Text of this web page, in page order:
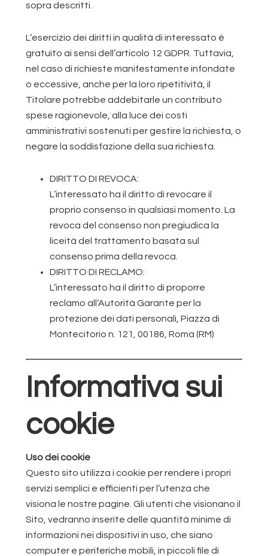
sopra descritti.
L’esercizio dei diritti in qualità di interessato è
gratuito ai sensi dell’articolo 12 GDPR. Tuttavia,
nel caso di richieste manifestamente infondate
o eccessive, anche per la loro ripetitività, il
Titolare potrebbe addebitarle un contributo
spese ragionevole, alla luce dei costi
amministrativi sostenuti per gestire la richiesta, o
negare la soddisfazione della sua richiesta.
DIRITTO DI REVOCA:
L’interessato ha il diritto di revocare il
proprio consenso in qualsiasi momento. La
revoca del consenso non pregiudica la
liceità del trattamento basata sul
consenso prima della revoca.
DIRITTO DI RECLAMO:
L’interessato ha il diritto di proporre
reclamo all’Autorità Garante per la
protezione dei dati personali, Piazza di
Montecitorio n. 121, 00186, Roma (RM)
Informativa sui
cookie
Uso dei cookie
Questo sito utilizza i cookie per rendere i propri
servizi semplici e efficienti per l’utenza che
visiona le nostre pagine. Gli utenti che visionano il
Sito, vedranno inserite delle quantità minime di
informazioni nei dispositivi in uso, che siano
computer e periferiche mobili, in piccoli file di